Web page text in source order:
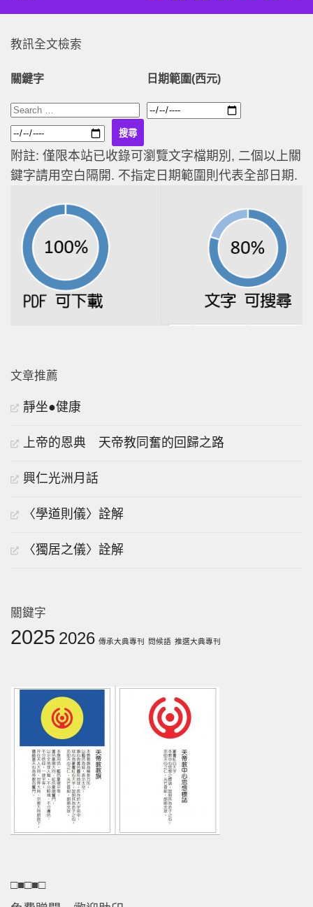
教訊全文檢索
關鍵字 日期範圍(西元)
附註: 僅限本站已收錄可瀏覽文字檔期別, 二個以上關
鍵字請用空白隔開. 不指定日期範圍則代表全部日期.
文章推薦
靜坐●健康
上帝的恩典 天帝教同奮的回歸之路
興仁光洲月話
〈學道則儀〉詮解
〈獨居之儀〉詮解
關鍵字
2025 2026 傳承大典專刊 問候語 推選大典專刊
□■□■□